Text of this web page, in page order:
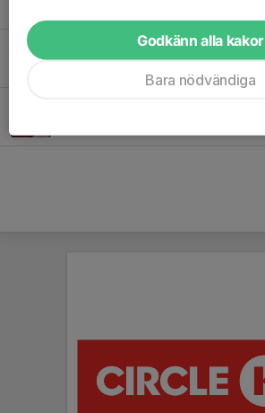
Senaste nytt från Pilgrimstrailen!
Godkänn alla kakor
Bara nödvändiga